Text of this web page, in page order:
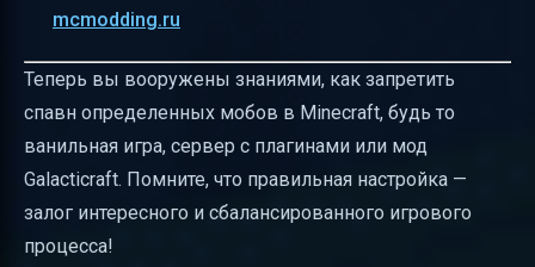
mcmodding.ru
Теперь вы вооружены знаниями, как запретить
спавн определенных мобов в Minecraft, будь то
ванильная игра, сервер с плагинами или мод
Galacticraft. Помните, что правильная настройка —
залог интересного и сбалансированного игрового
процесса!